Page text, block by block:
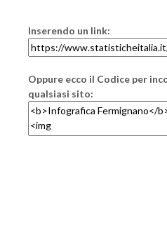
Inserendo un link:
Oppure ecco il Codice per
qualsiasi sito: